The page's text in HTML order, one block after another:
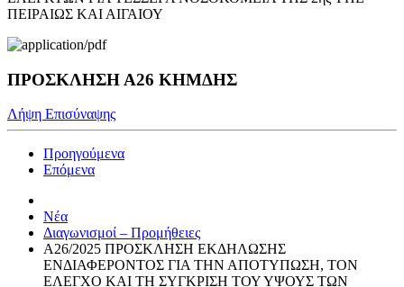
ΠΕΙΡΑΙΩΣ ΚΑΙ ΑΙΓΑΙΟΥ
ΠΡΟΣΚΛΗΣΗ Α26 ΚΗΜΔΗΣ
Λήψη Επισύναψης
Προηγούμενα
Επόμενα
Νέα
Διαγωνισμοί – Προμήθειες
Α26/2025 ΠΡΟΣΚΛΗΣΗ ΕΚΔΗΛΩΣΗΣ
ΕΝΔΙΑΦΕΡΟΝΤΟΣ ΓΙΑ ΤΗΝ ΑΠΟΤΥΠΩΣΗ, ΤΟΝ
ΕΛΕΓΧΟ ΚΑΙ ΤΗ ΣΥΓΚΡΙΣΗ ΤΟΥ ΥΨΟΥΣ ΤΩΝ